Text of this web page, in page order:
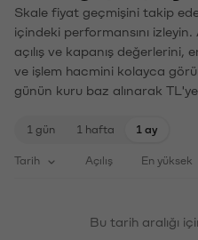
Skale fiyat geçmişini takip
içindeki performansını
açılış ve kapanış değerlerini,
ve işlem hacmini kolayca
günün kuru baz alınarak
1 gün 1 hafta 1 ay
Tarih Açılış En yüksek
Bu tarih aralığı